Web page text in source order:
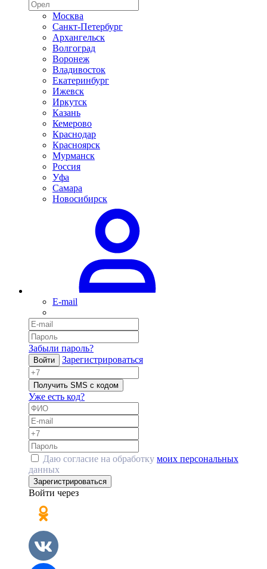
Москва
Санкт-Петербург
Архангельск
Волгоград
Воронеж
Владивосток
Екатеринбург
Ижевск
Иркутск
Казань
Кемерово
Краснодар
Красноярск
Мурманск
Россия
Уфа
Самара
Новосибирск
E-mail
Забыли пароль?
Войти Зарегистрироваться
Получить SMS с кодом
Уже есть код?
Даю согласие на обработку моих персональных
данных
Зарегистрироваться
Войти через